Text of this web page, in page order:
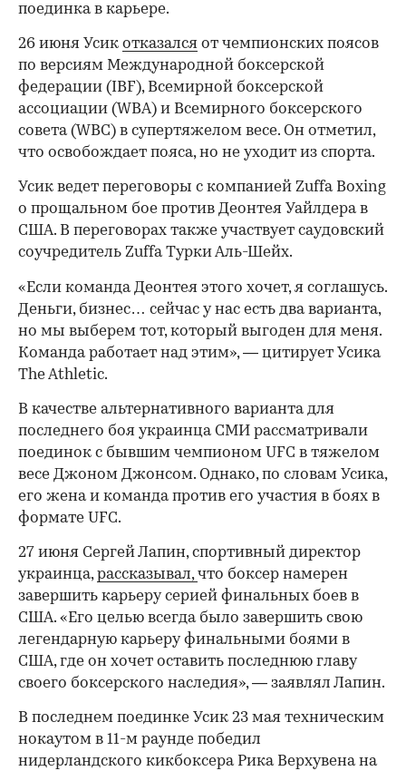
поединка в карьере.
26 июня Усик отказался от чемпионских поясов
по версиям Международной боксерской
федерации (IBF), Всемирной боксерской
ассоциации (WBA) и Всемирного боксерского
совета (WBC) в супертяжелом весе. Он отметил,
что освобождает пояса, но не уходит из спорта.
Усик ведет переговоры с компанией Zuffa Boxing
о прощальном бое против Деонтея Уайлдера в
США. В переговорах также участвует саудовский
соучредитель Zuffa Турки Аль-Шейх.
«Если команда Деонтея этого хочет, я соглашусь.
Деньги, бизнес… сейчас у нас есть два варианта,
но мы выберем тот, который выгоден для меня.
Команда работает над этим», — цитирует Усика
The Athletic.
В качестве альтернативного варианта для
последнего боя украинца СМИ рассматривали
поединок с бывшим чемпионом UFC в тяжелом
весе Джоном Джонсом. Однако, по словам Усика,
его жена и команда против его участия в боях в
формате UFC.
27 июня Сергей Лапин, спортивный директор
украинца,рассказывал,что боксер намерен
завершить карьеру серией финальных боев в
США. «Его целью всегда было завершить свою
легендарную карьеру финальными боями в
США, где он хочет оставить последнюю главу
своего боксерского наследия», — заявлял Лапин.
В последнем поединке Усик 23 мая техническим
нокаутом в 11-м раунде победил
нидерландского кикбоксера Рика Верхувена на